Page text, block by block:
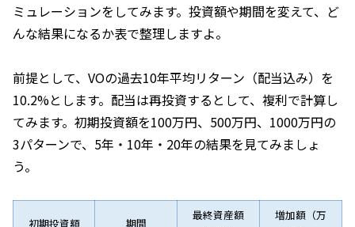
ミュレーションをしてみます。投資額や期間を変えて、ど
んな結果になるか表で整理しますよ。
前提として、VOの過去10年平均リターン（配当込み）を
10.2%とします。配当は再投資するとして、複利で計算し
てみます。初期投資額を100万円、500万円、1000万円の
3パターンで、5年・10年・20年の結果を見てみましょ
う。
初期投資額 期間
最終資産額
増加額（万